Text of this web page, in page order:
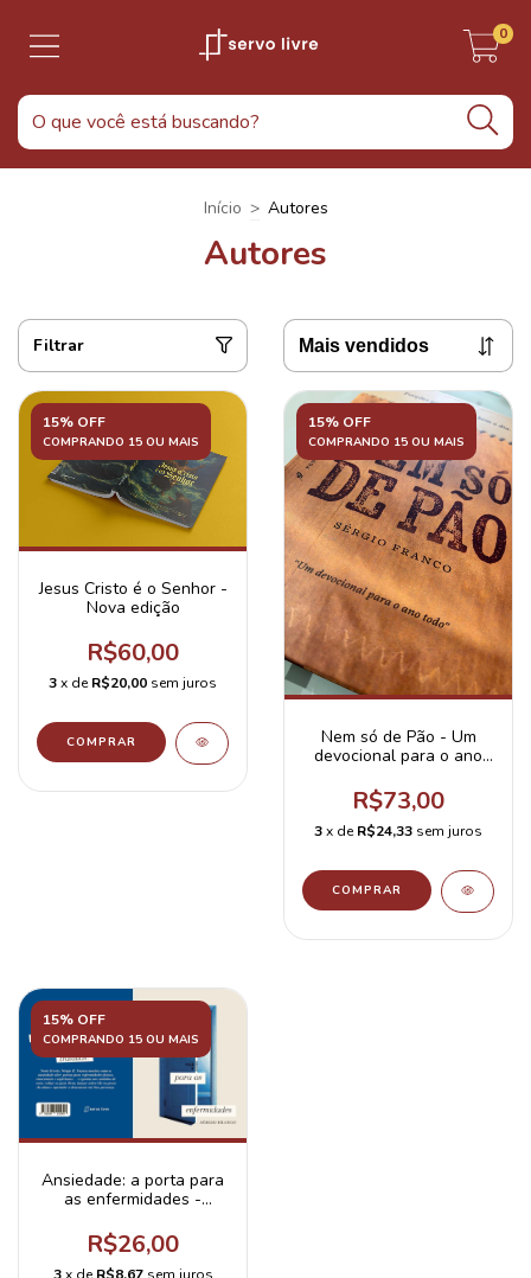
0
Início > Autores
Autores
Filtrar
15% OFF
COMPRANDO 15 OU MAIS
Jesus Cristo é o Senhor -
Nova edição
R$60,00
3x deR$20,00 sem juros
15% OFF
COMPRANDO 15 OU MAIS
Nem só de Pão - Um
devocional para o ano
R$73,00
3x deR$24,33 sem juros
15% OFF
COMPRANDO 15 OU MAIS
Ansiedade: a porta para
as enfermidades -
R$26,00
3 x deR$8,67 sem juros